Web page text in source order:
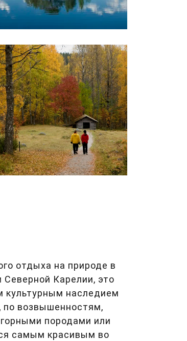
отдыха на природе в
Карелии, это
культурным наследием
по возвышенностям,
породами или
самым красивым во